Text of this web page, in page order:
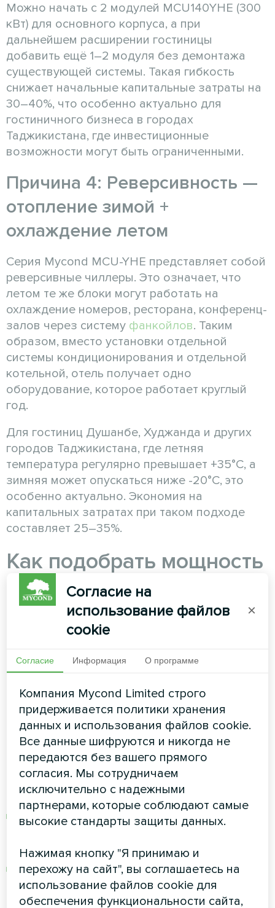
Можно начать с 2 модулей MCU140YHE (300
кВт) для основного корпуса, а при
дальнейшем расширении гостиницы
добавить ещё 1–2 модуля без демонтажа
существующей системы. Такая гибкость
снижает начальные капитальные затраты на
30–40%, что особенно актуально для
гостиничного бизнеса в городах
Таджикистана, где инвестиционные
возможности могут быть ограниченными.
Причина 4: Реверсивность —
отопление зимой +
охлаждение летом
Серия Mycond MCU-YHE представляет собой
реверсивные чиллеры. Это означает, что
летом те же блоки могут работать на
охлаждение номеров, ресторана, конференц-
залов через систему фанкойлов. Таким
образом, вместо установки отдельной
системы кондиционирования и отдельной
котельной, отель получает одно
оборудование, которое работает круглый
год.
Для гостиниц Душанбе, Худжанда и других
городов Таджикистана, где летняя
температура регулярно превышает +35°C, а
зимняя может опускаться ниже -20°C, это
особенно актуально. Экономия на
капитальных затратах при таком подходе
составляет 25–35%.
Как подобрать мощность
модульных тепловых
насосов для отеля:
Шаг 1: Расчёт базовых
теплопотерь отеля
Для правильного подбора мощности
тепловых насосов необходимо сначала
рассчитать базовые теплопотери здания.
Используем такие типовые коэффициенты:
Номерной фонд: 80–100 Вт/м² для
гостиниц со старой теплоизоляцией
Общественные зоны (ресторан, лобби,
конференц-залы): 90–110 Вт/м² (более
высокие значения из-за постоянного
Согласие на
использование файлов
cookie
×
Согласие Информация О программе
Компания Mycond Limited строго
придерживается политики хранения
данных и использования файлов cookie.
Все данные шифруются и никогда не
передаются без вашего прямого
согласия. Мы сотрудничаем
исключительно с надежными
партнерами, которые соблюдают самые
высокие стандарты защиты данных.
Нажимая кнопку "Я принимаю и
перехожу на сайт", вы соглашаетесь на
использование файлов cookie для
обеспечения функциональности сайта,